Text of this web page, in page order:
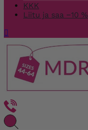
KKK
Liitu ja saa −10 %
